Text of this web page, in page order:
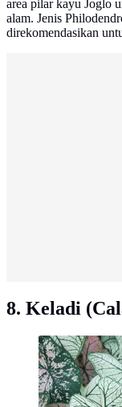
area pilar kayu Joglo
alam. Jenis
direkomendasikan
8. Keladi